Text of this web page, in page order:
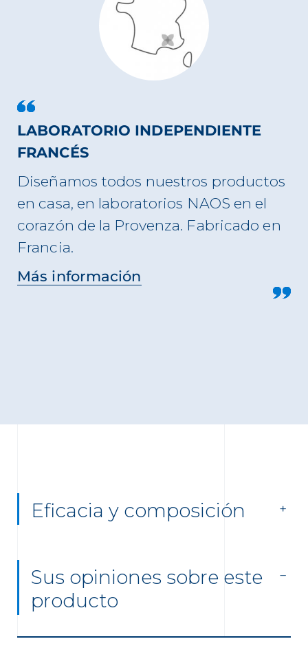
LABORATORIO INDEPENDIENTE
FRANCÉS
Diseñamos todos nuestros productos
en casa, en laboratorios NAOS en el
corazón de la Provenza. Fabricado en
Francia.
Más información
Eficacia y composición
Sus opiniones sobre este
producto